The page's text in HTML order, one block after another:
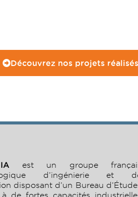
Découvrez nos projets réalisés
est un groupe
d’ingénierie et
disposant d’un Bureau
à de fortes capacités